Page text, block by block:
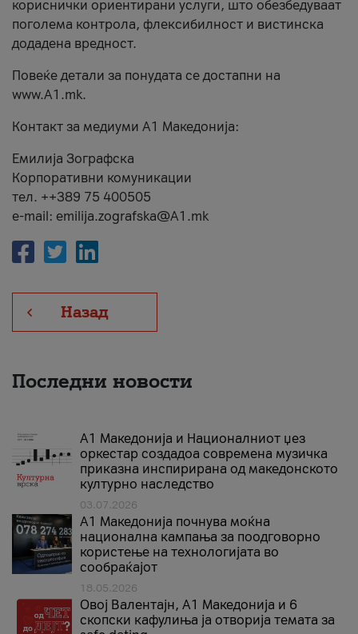
кориснички ориентирани услуги, што обезбедуваат
поголема контрола, флексибилност и вистинска
додадена вредност.
Повеќе детали за понудата се достапни на
www.А1.mk.
Контакт за медиуми А1 Македонија:
Емилија Зографска
Корпоративни комуникации
тел. ++389 75 400505
e-mail: emilija.zografska@A1.mk
Назад
Последни новости
А1 Македонија и Националниот џез
оркестар создадоа современа музичка
приказна инспирирана од македонското
културно наследство
03.07.2026
A1 Македонија почнува моќна
национална кампања за поодговорно
користење на технологијата во
сообраќајот
18.05.2026
Овој Валентајн, A1 Македонија и 6
скопски кафулиња ја отворија темата за